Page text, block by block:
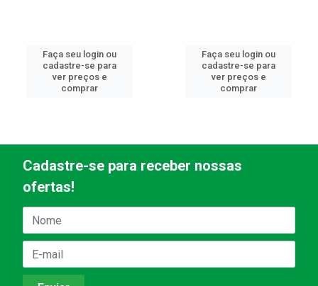
Faça seu login ou
cadastre-se para
ver preços e
comprar
Faça seu login ou
cadastre-se para
ver preços e
comprar
Cadastre-se para receber nossas
ofertas!